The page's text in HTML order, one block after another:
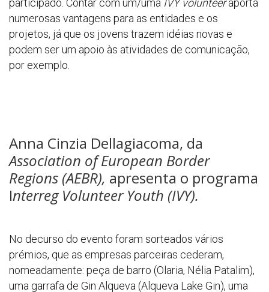
participado. Contar com um/uma IVY volunteeraporta
numerosas vantagens para as entidades e os
projetos, já que os jovens trazem idéias novas e
podem ser um apoio às atividades de comunicação,
por exemplo.
Anna Cinzia Dellagiacoma, da
Association of European Border
Regions (AEBR), apresenta o programa
Interreg Volunteer Youth (IVY).
No decurso do evento foram sorteados vários
prémios, que as empresas parceiras cederam,
nomeadamente: peça de barro (Olaria, Nélia Patalim),
uma garrafa de Gin Alqueva (Alqueva Lake Gin), uma